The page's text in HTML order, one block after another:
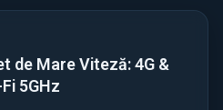
de Mare Viteză: 4G &
5GHz